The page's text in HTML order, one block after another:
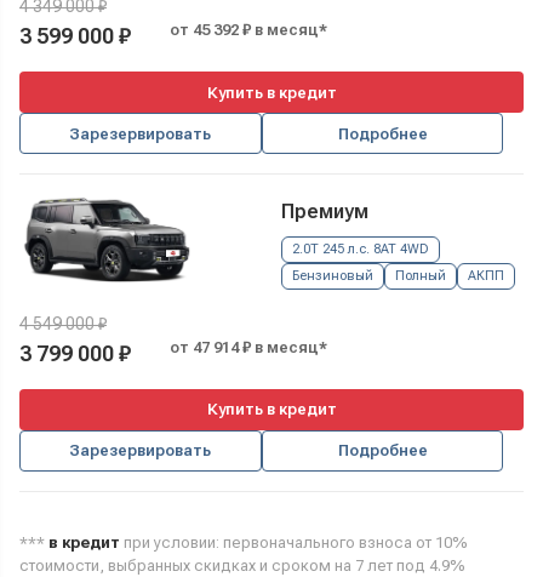
4 349 000 ₽
3 599 000 ₽ от 45 392 ₽ в месяц*
Купить в кредит
Зарезервировать Подробнее
Премиум
2.0T 245 л.с. 8AT 4WD
Бензиновый
Полный АКПП
4 549 000 ₽
3 799 000 ₽ от 47 914 ₽ в месяц*
Купить в кредит
Зарезервировать Подробнее
*** в кредит при условии: первоначального взноса от 10%
стоимости, выбранных скидках и сроком на 7 лет под 4.9%